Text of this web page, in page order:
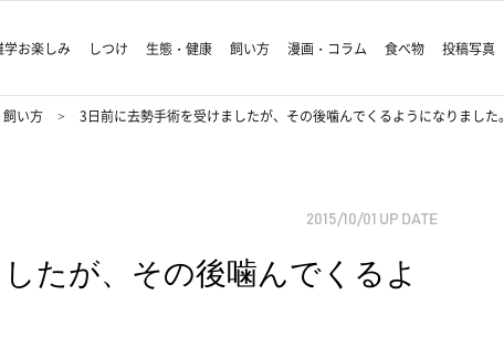
学お楽しみ しつけ 生態・健康 飼い方 漫画・コラム 食べ物 投稿写真
飼い方 3日前に去勢手術を受けましたが、その後噛んでくるようになりました。
2015/10/01 UP DATE
たが、その後噛んでくるよ